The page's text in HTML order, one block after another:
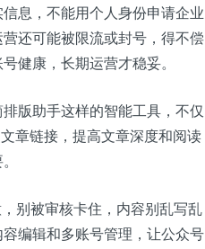
息，不能用个人身份申请企业
还可能被限流或封号，得不偿
健康，长期运营才稳妥。
版助手这样的智能工具，不仅
章链接，提高文章深度和阅读
别被审核卡住，内容别乱写乱
编辑和多账号管理，让公众号